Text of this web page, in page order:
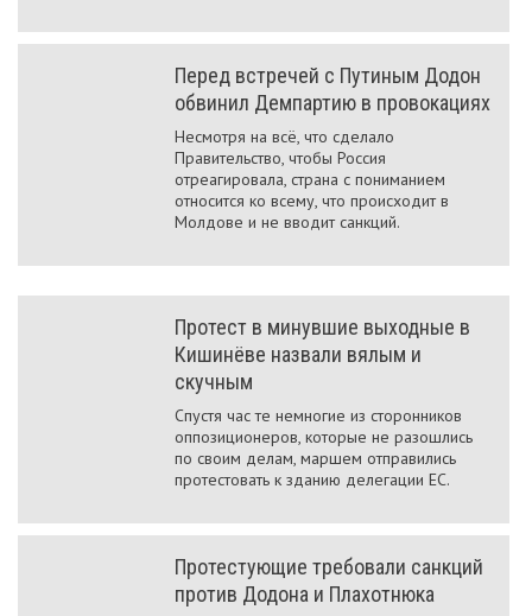
Перед встречей с Путиным Додон
обвинил Демпартию в провокациях
Несмотря на всё, что сделало
Правительство, чтобы Россия
отреагировала, страна с пониманием
относится ко всему, что происходит в
Молдове и не вводит санкций.
Протест в минувшие выходные в
Кишинёве назвали вялым и
скучным
Спустя час те немногие из сторонников
оппозиционеров, которые не разошлись
по своим делам, маршем отправились
протестовать к зданию делегации ЕС.
Протестующие требовали санкций
против Додона и Плахотнюка